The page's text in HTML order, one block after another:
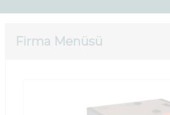
Firma Menüsü